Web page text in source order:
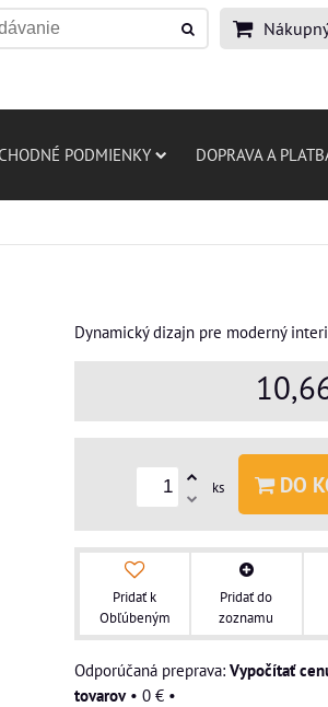
PODMIENKY DOPRAVA A
Dynamický dizajn pre moderný
ks DO
Pridať k
Obľúbeným
Pridať do
zoznamu
Vypočítať
tovarov• 0 € •